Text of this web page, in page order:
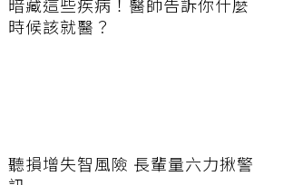
時候該就醫？
聽損增失智風險 長輩量六力揪警